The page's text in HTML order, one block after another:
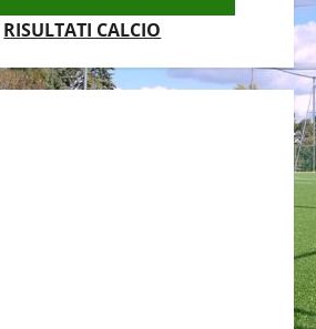
RISULTATI CALCIO